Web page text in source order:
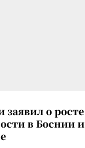
о росте
в Боснии и